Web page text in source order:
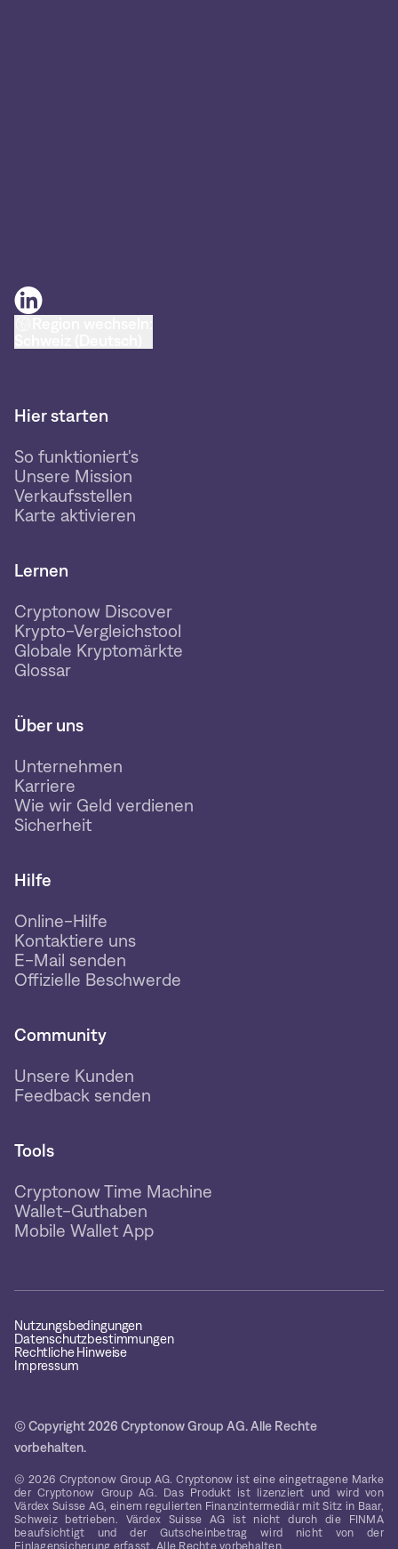
Hier starten
So funktioniert's
Unsere Mission
Verkaufsstellen
Karte aktivieren
Lernen
Cryptonow Discover
Krypto-Vergleichstool
Globale Kryptomärkte
Glossar
Über uns
Unternehmen
Karriere
Wie wir Geld verdienen
Sicherheit
Hilfe
Online-Hilfe
Kontaktiere uns
E-Mail senden
Offizielle Beschwerde
Community
Unsere Kunden
Feedback senden
Tools
Cryptonow Time Machine
Wallet-Guthaben
Mobile Wallet App
Nutzungsbedingungen
Datenschutzbestimmungen
Rechtliche Hinweise
Impressum
© Copyright 2026 Cryptonow Group AG. Alle Rechte
vorbehalten.
© 2026 Cryptonow Group AG. Cryptonow ist eine eingetragene Marke
der Cryptonow Group AG. Das Produkt ist lizenziert und wird von
Värdex Suisse AG, einem regulierten Finanzintermediär mit Sitz in Baar,
Schweiz betrieben. Värdex Suisse AG ist nicht durch die FINMA
beaufsichtigt und der Gutscheinbetrag wird nicht von der
Einlagensicherung erfasst. Alle Rechte vorbehalten.